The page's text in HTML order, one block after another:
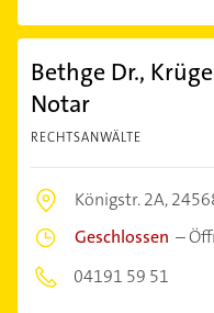
Bethge Dr.,
Notar
RECHTSANWÄLTE
Königstr. 2A,
Geschlossen –
04191 59 51